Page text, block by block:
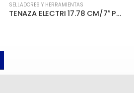
SELLADORES Y HERRAMIENTAS
TENAZA ELECTRI 17.78 CM/7″ PRO INGCO